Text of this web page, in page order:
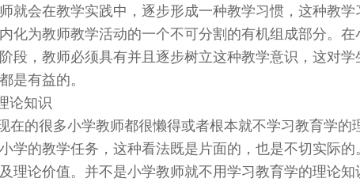
就会在教学实践中，逐步形成一种教学习惯，这种教学
化为教师教学活动的一个不可分割的有机组成部分。在
段，教师必须具有并且逐步树立这种教学意识，这对学
是有益的。
论知识
在的很多小学教师都很懒得或者根本就不学习教育学的
学的教学任务，这种看法既是片面的，也是不切实际
理论价值。并不是小学教师就不用学习教育学的理论